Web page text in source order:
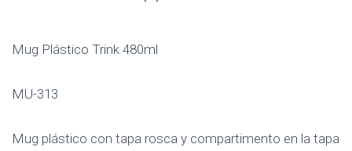
Mug Plástico Trink 480ml
MU-313
Mug plástico con tapa rosca y compartimento en la tapa